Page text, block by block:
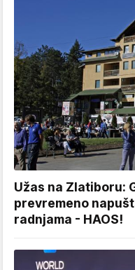
Užas na Zlatiboru:
prevremeno
radnjama - HAOS!